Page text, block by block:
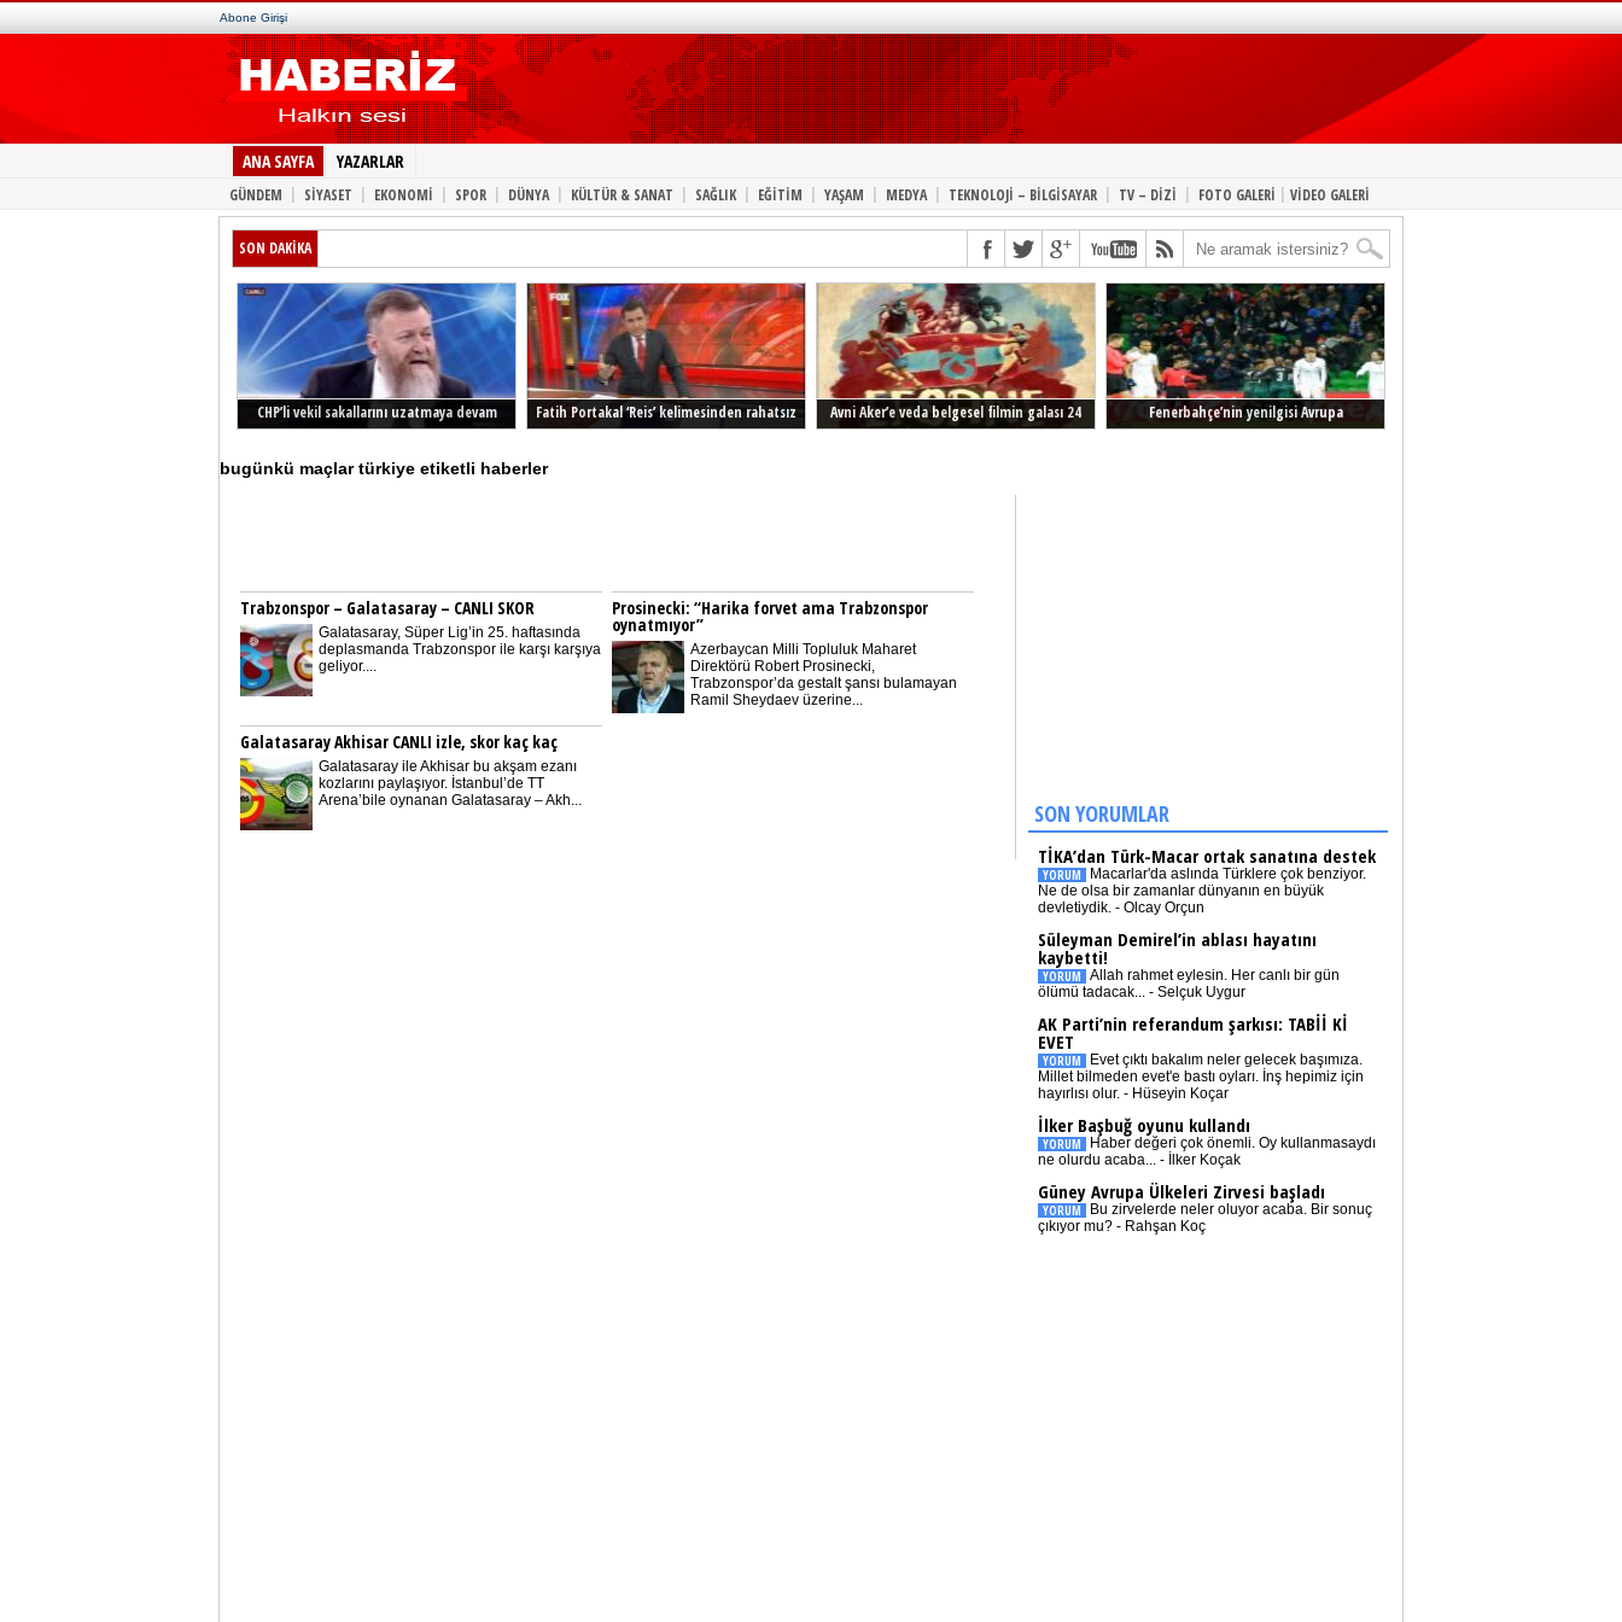
Abone Girişi
ANA SAYFA YAZARLAR
GÜNDEM | SİYASET | EKONOMİ | SPOR | DÜNYA | KÜLTÜR & SANAT | SAĞLIK | EĞİTİM | YAŞAM | MEDYA | TEKNOLOJİ – BİLGİSAYAR | TV – DİZİ | FOTO GALERİ | VİDEO GALERİ
SON DAKİKA
CHP’li vekil sakallarını uzatmaya devam
Fatih Portakal ‘Reis’ kelimesinden rahatsız
Avni Aker’e veda belgesel filmin galası 24
Fenerbahçe’nin yenilgisi Avrupa
bugünkü maçlar türkiye etiketli haberler
Trabzonspor – Galatasaray – CANLI SKOR
Galatasaray, Süper Lig’in 25. haftasında
deplasmanda Trabzonspor ile karşı karşıya
geliyor....
Prosinecki: “Harika forvet ama Trabzonspor
oynatmıyor”
Azerbaycan Milli Topluluk Maharet
Direktörü Robert Prosinecki,
Trabzonspor’da gestalt şansı bulamayan
Ramil Sheydaev üzerine...
Galatasaray Akhisar CANLI izle, skor kaç kaç
Galatasaray ile Akhisar bu akşam ezanı
kozlarını paylaşıyor. İstanbul’de TT
Arena’bile oynanan Galatasaray – Akh...
SON YORUMLAR
TİKA’dan Türk-Macar ortak sanatına destek
YORUM
Macarlar'da aslında Türklere çok benziyor.
Ne de olsa bir zamanlar dünyanın en büyük
devletiydik. - Olcay Orçun
Süleyman Demirel’in ablası hayatını
kaybetti!
YORUM Allah rahmet eylesin. Her canlı bir gün
ölümü tadacak... - Selçuk Uygur
AK Parti’nin referandum şarkısı: TABİİ Kİ
EVET
YORUM
Evet çıktı bakalım neler gelecek başımıza.
Millet bilmeden evet'e bastı oyları. İnş hepimiz için
hayırlısı olur. - Hüseyin Koçar
İlker Başbuğ oyunu kullandı
YORUM
Haber değeri çok önemli. Oy kullanmasaydı
ne olurdu acaba... - İlker Koçak
Güney Avrupa Ülkeleri Zirvesi başladı
YORUM
Bu zirvelerde neler oluyor acaba. Bir sonuç
çıkıyor mu? - Rahşan Koç